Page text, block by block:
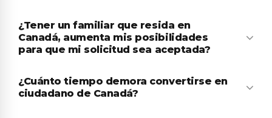
¿Tener un familiar que resida en
Canadá, aumenta mis posibilidades
para que mi solicitud sea aceptada?
¿Cuánto tiempo demora convertirse en
ciudadano de Canadá?